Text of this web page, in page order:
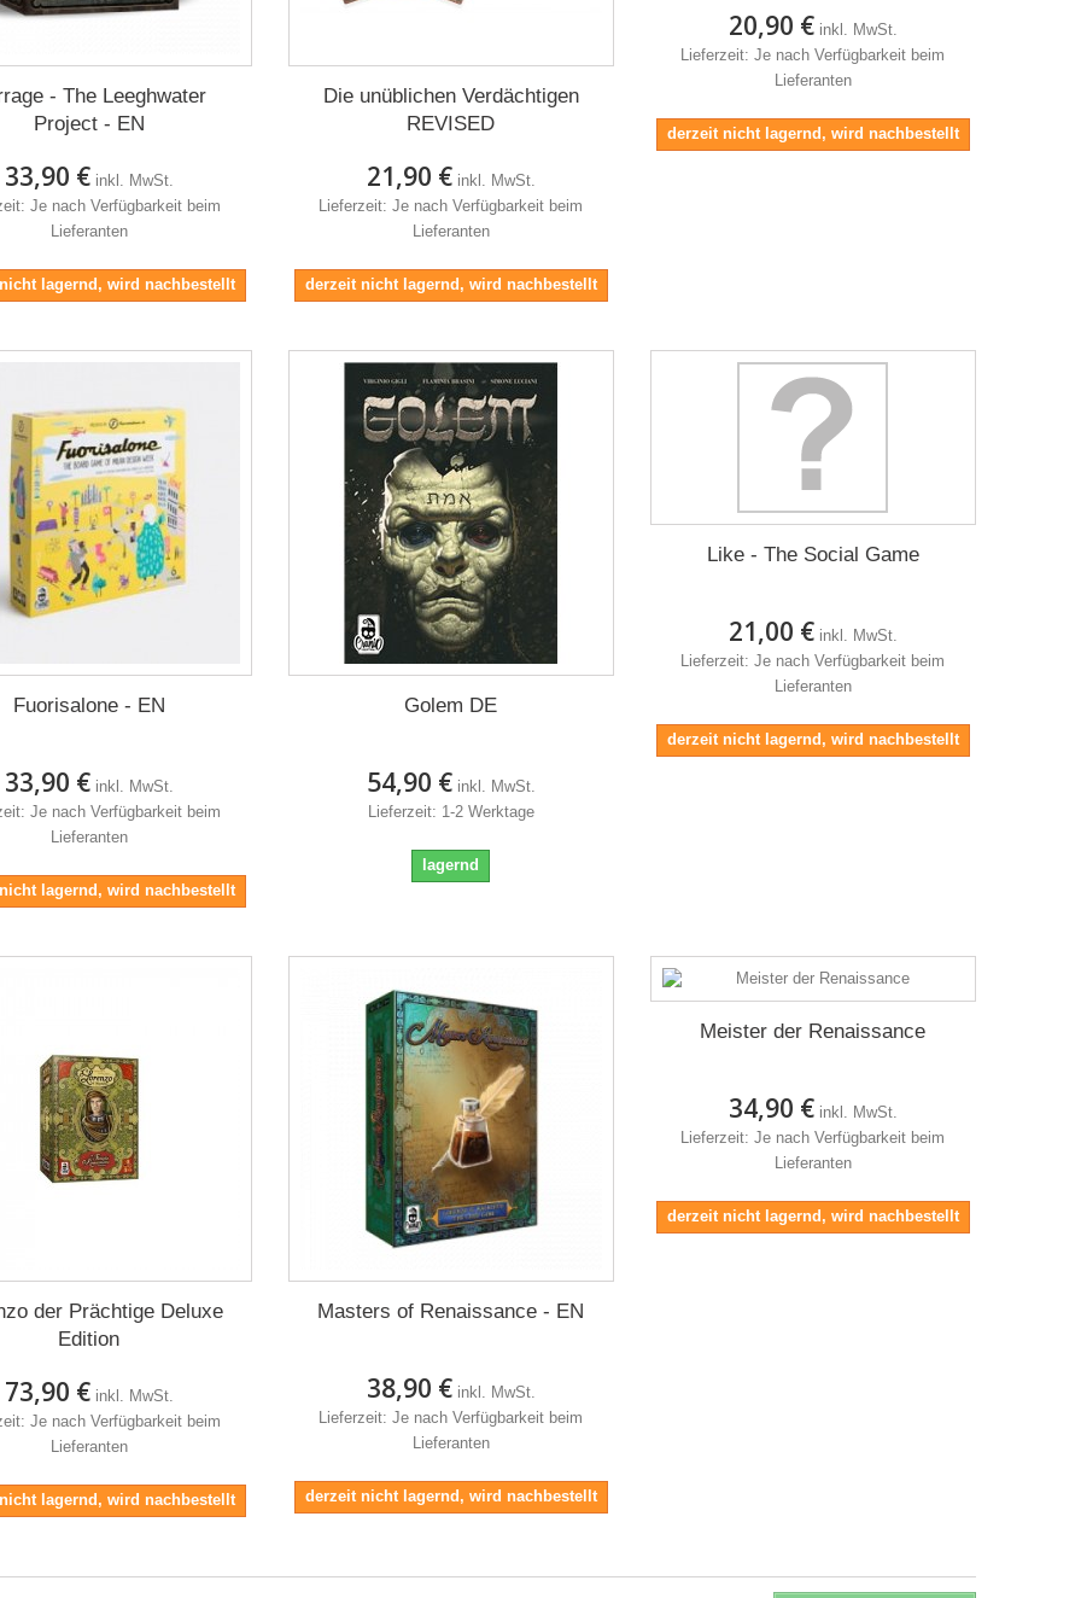
- The Leeghwater
Project - EN
33,90 € inkl. MwSt.
Je nach Verfügbarkeit beim
Lieferanten
lagernd, wird nachbestellt
Die unüblichen Verdächtigen
REVISED
21,90 € inkl. MwSt.
Lieferzeit: Je nach Verfügbarkeit beim
Lieferanten
derzeit nicht lagernd, wird nachbestellt
20,90 € inkl. MwSt.
Lieferzeit: Je nach Verfügbarkeit beim
Lieferanten
derzeit nicht lagernd, wird nachbestellt
Fuorisalone - EN
33,90 € inkl. MwSt.
Je nach Verfügbarkeit beim
Lieferanten
lagernd, wird nachbestellt
Golem DE
54,90 € inkl. MwSt.
Lieferzeit: 1-2 Werktage
lagernd
Like - The Social Game
21,00 € inkl. MwSt.
Lieferzeit: Je nach Verfügbarkeit beim
Lieferanten
derzeit nicht lagernd, wird nachbestellt
der Prächtige Deluxe
Edition
73,90 € inkl. MwSt.
Je nach Verfügbarkeit beim
Lieferanten
lagernd, wird nachbestellt
Masters of Renaissance - EN
38,90 € inkl. MwSt.
Lieferzeit: Je nach Verfügbarkeit beim
Lieferanten
derzeit nicht lagernd, wird nachbestellt
Meister der Renaissance
34,90 € inkl. MwSt.
Lieferzeit: Je nach Verfügbarkeit beim
Lieferanten
derzeit nicht lagernd, wird nachbestellt